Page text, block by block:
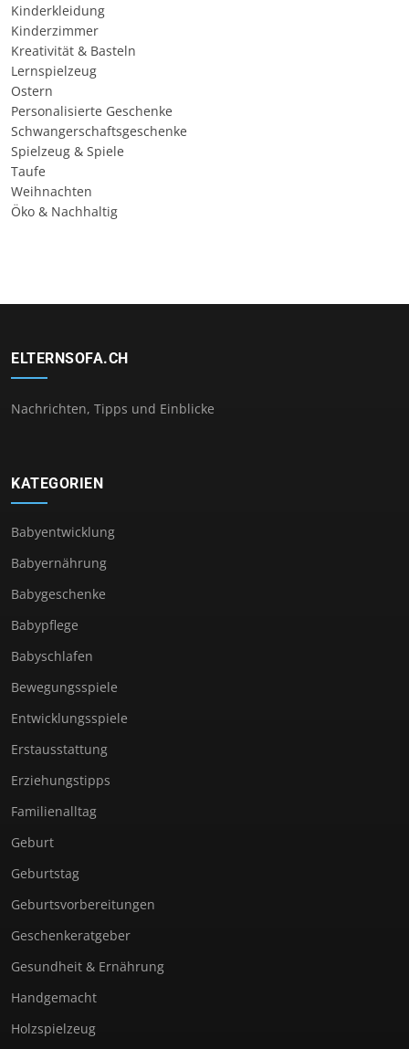
Kinderkleidung
Kinderzimmer
Kreativität & Basteln
Lernspielzeug
Ostern
Personalisierte Geschenke
Schwangerschaftsgeschenke
Spielzeug & Spiele
Taufe
Weihnachten
Öko & Nachhaltig
ELTERNSOFA.CH
Nachrichten, Tipps und Einblicke
KATEGORIEN
Babyentwicklung
Babyernährung
Babygeschenke
Babypflege
Babyschlafen
Bewegungsspiele
Entwicklungsspiele
Erstausstattung
Erziehungstipps
Familienalltag
Geburt
Geburtstag
Geburtsvorbereitungen
Geschenkeratgeber
Gesundheit & Ernährung
Handgemacht
Holzspielzeug